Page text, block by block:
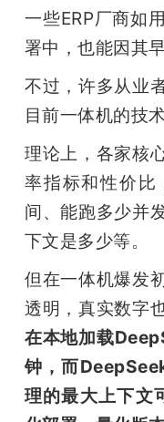
一些ERP厂商如
署中，也能因其
不过，许多从业
目前一体机的技
理论上，各家核
率指标和性价比
间、能跑多少并
下文是多少等。
但在一体机爆发
透明，真实数字
在本地加载
钟，而
理的最大上下文